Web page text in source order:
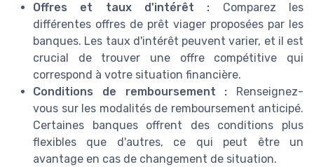
Offres et taux d'intérêt : Comparez les
différentes offres de prêt viager proposées par les
banques. Les taux d'intérêt peuvent varier, et il est
crucial de trouver une offre compétitive qui
correspond à votre situation financière.
Conditions de remboursement : Renseignez-
vous sur les modalités de remboursement anticipé.
Certaines banques offrent des conditions plus
flexibles que d'autres, ce qui peut être un
avantage en cas de changement de situation.